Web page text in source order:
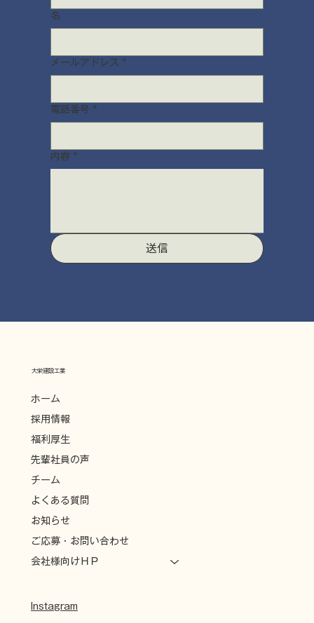
名
メールアドレス *
電話番号 *
内容 *
送信
大栄建設工業
ホーム
採用情報
福利厚生
先輩社員の声
チーム
よくある質問
お知らせ
ご応募・お問い合わせ
会社様向けＨＰ
Instagram